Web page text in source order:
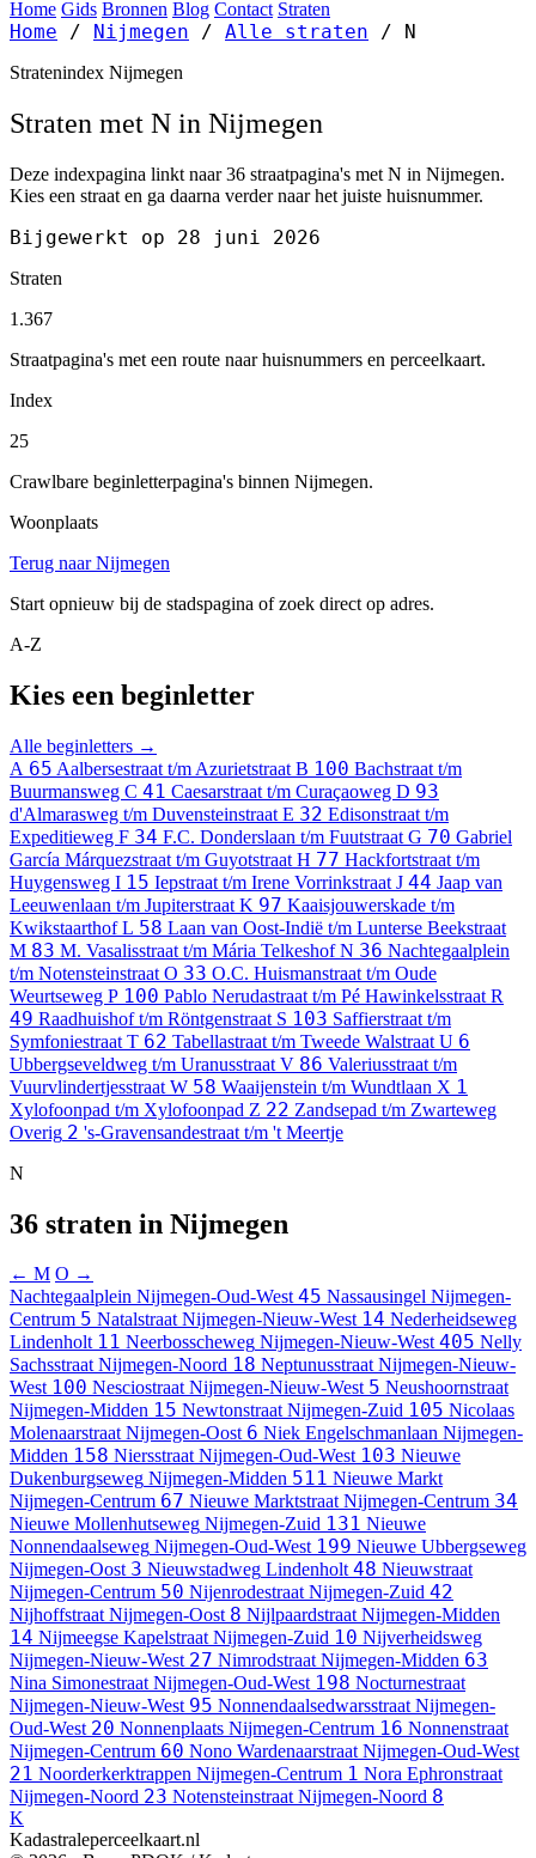
Home Gids Bronnen Blog Contact Straten
Home / Nijmegen / Alle straten / N
Stratenindex Nijmegen
Straten met N in Nijmegen
Deze indexpagina linkt naar 36 straatpagina's met N in Nijmegen.
Kies een straat en ga daarna verder naar het juiste huisnummer.
Bijgewerkt op 28 juni 2026
Straten
1.367
Straatpagina's met een route naar huisnummers en perceelkaart.
Index
25
Crawlbare beginletterpagina's binnen Nijmegen.
Woonplaats
Terug naar Nijmegen
Start opnieuw bij de stadspagina of zoek direct op adres.
A-Z
Kies een beginletter
Alle beginletters →
A 65 Aalbersestraat t/m Azurietstraat B 100 Bachstraat t/m
Buurmansweg C 41 Caesarstraat t/m Curaçaoweg D 93
d'Almarasweg t/m Duvensteinstraat E 32 Edisonstraat t/m
Expeditieweg F 34 F.C. Donderslaan t/m Fuutstraat G 70 Gabriel
García Márquezstraat t/m Guyotstraat H 77 Hackfortstraat t/m
Huygensweg I 15 Iepstraat t/m Irene Vorrinkstraat J 44 Jaap van
Leeuwenlaan t/m Jupiterstraat K 97 Kaaisjouwerskade t/m
KwikstaarthofL 58 Laan van Oost-Indië t/m Lunterse Beekstraat
M 83 M. Vasalisstraat t/m Mária TelkeshofN 36 Nachtegaalplein
t/m Notensteinstraat O 33 O.C. Huismanstraat t/m Oude
Weurtseweg P 100 Pablo Nerudastraat t/m Pé Hawinkelsstraat R
49 Raadhuishof t/m Röntgenstraat S 103 Saffierstraat t/m
Symfoniestraat T 62 Tabellastraat t/m Tweede Walstraat U 6
Ubbergseveldweg t/m Uranusstraat V 86 Valeriusstraat t/m
Vuurvlindertjesstraat W 58 Waaijenstein t/m Wundtlaan X 1
Xylofoonpad t/m Xylofoonpad Z 22 Zandsepad t/m Zwarteweg
Overig 2 's-Gravensandestraat t/m 't Meertje
N
36 straten in Nijmegen
← M O →
Nachtegaalplein Nijmegen-Oud-West 45 Nassausingel Nijmegen-
Centrum 5 Natalstraat Nijmegen-Nieuw-West 14 Nederheidseweg
Lindenholt 11 Neerbosscheweg Nijmegen-Nieuw-West 405 Nelly
Sachsstraat Nijmegen-Noord 18 Neptunusstraat Nijmegen-Nieuw-
West 100 Nesciostraat Nijmegen-Nieuw-West 5 Neushoornstraat
Nijmegen-Midden 15 Newtonstraat Nijmegen-Zuid 105 Nicolaas
Molenaarstraat Nijmegen-Oost 6 Niek Engelschmanlaan Nijmegen-
Midden 158 Niersstraat Nijmegen-Oud-West 103 Nieuwe
Dukenburgseweg Nijmegen-Midden 511 Nieuwe Markt
Nijmegen-Centrum 67 Nieuwe Marktstraat Nijmegen-Centrum 34
Nieuwe Mollenhutseweg Nijmegen-Zuid 131 Nieuwe
Nonnendaalseweg Nijmegen-Oud-West 199 Nieuwe Ubbergseweg
Nijmegen-Oost 3 Nieuwstadweg Lindenholt 48 Nieuwstraat
Nijmegen-Centrum 50 Nijenrodestraat Nijmegen-Zuid 42
Nijhoffstraat Nijmegen-Oost 8 Nijlpaardstraat Nijmegen-Midden
14 Nijmeegse Kapelstraat Nijmegen-Zuid 10 Nijverheidsweg
Nijmegen-Nieuw-West 27 Nimrodstraat Nijmegen-Midden 63
Nina Simonestraat Nijmegen-Oud-West 198 Nocturnestraat
Nijmegen-Nieuw-West 95 Nonnendaalsedwarsstraat Nijmegen-
Oud-West 20 Nonnenplaats Nijmegen-Centrum 16 Nonnenstraat
Nijmegen-Centrum 60 Nono Wardenaarstraat Nijmegen-Oud-West
21 Noorderkerktrappen Nijmegen-Centrum 1 Nora Ephronstraat
Nijmegen-Noord 23 Notensteinstraat Nijmegen-Noord 8
K
Kadastraleperceelkaart.nl